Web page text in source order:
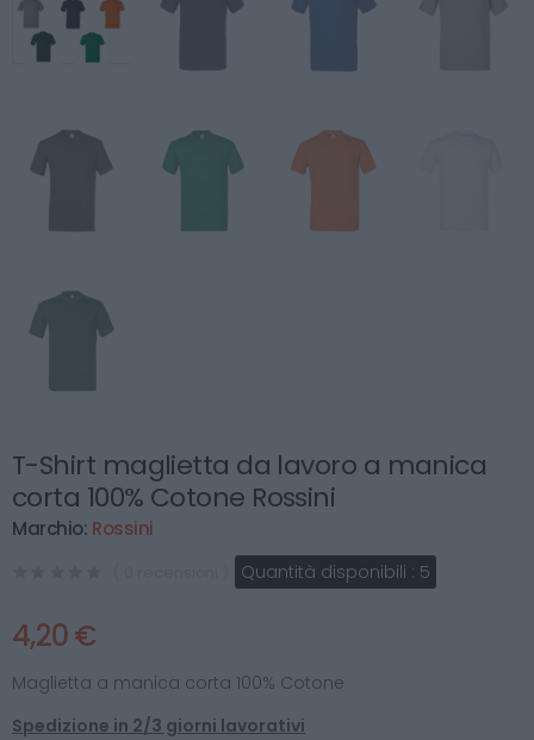
T-Shirt maglietta da lavoro a manica
corta 100% Cotone Rossini
Marchio: Rossini
Quantità disponibili : 5
4,20 €
Maglietta a manica corta 100% Cotone
Spedizione in 2/3 giorni lavorativi